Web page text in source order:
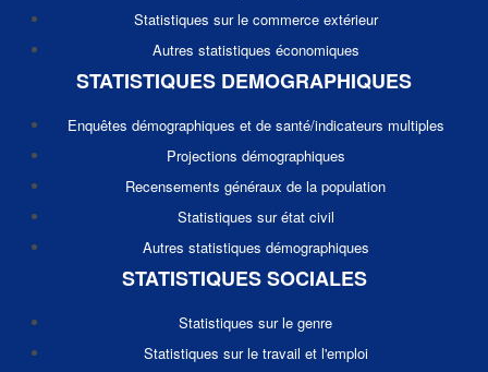
Statistiques sur le commerce extérieur
Autres statistiques économiques
STATISTIQUES DEMOGRAPHIQUES
Enquêtes démographiques et de santé/indicateurs multiples
Projections démographiques
Recensements généraux de la population
Statistiques sur état civil
Autres statistiques démographiques
STATISTIQUES SOCIALES
Statistiques sur le genre
Statistiques sur le travail et l'emploi